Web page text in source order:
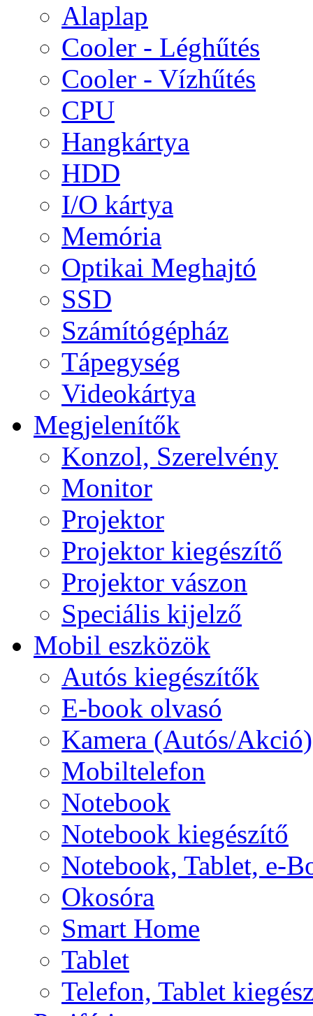
Alaplap
Cooler - Léghűtés
Cooler - Vízhűtés
CPU
Hangkártya
HDD
I/O kártya
Memória
Optikai Meghajtó
SSD
Számítógépház
Tápegység
Videokártya
Megjelenítők
Konzol, Szerelvény
Monitor
Projektor
Projektor kiegészítő
Projektor vászon
Speciális kijelző
Mobil eszközök
Autós kiegészítők
E-book olvasó
Kamera (Autós/Akció)
Mobiltelefon
Notebook
Notebook kiegészítő
Notebook, Tablet, e-
Okosóra
Smart Home
Tablet
Telefon, Tablet